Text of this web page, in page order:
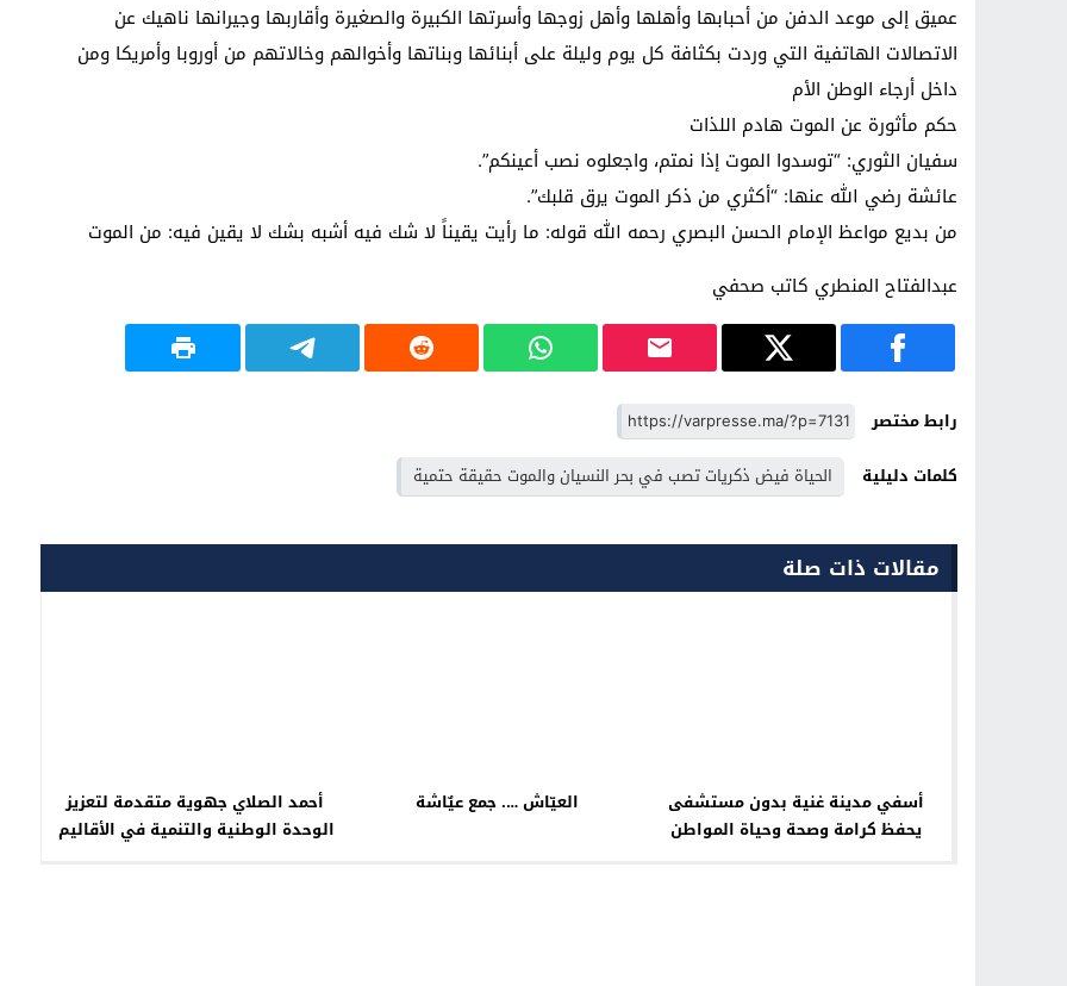
عميق إلى موعد الدفن من أحبابها وأهلها وأهل زوجها وأسرتها الكبيرة والصغيرة وأقاربها وجيرانها ناهيك عن
الاتصالات الهاتفية التي وردت بكثافة كل يوم وليلة على أبنائها وبناتها وأخوالهم وخالاتهم من أوروبا وأمريكا ومن
داخل أرجاء الوطن الأم
حكم مأثورة عن الموت هادم اللذات
سفيان الثوري: “توسدوا الموت إذا نمتم، واجعلوه نصب أعينكم”.
عائشة رضي الله عنها: “أكثري من ذكر الموت يرق قلبك”.
من بديع مواعظ الإمام الحسن البصري رحمه الله قوله: ما رأيت يقيناً لا شك فيه أشبه بشك لا يقين فيه: من الموت
عبدالفتاح المنطري كاتب صحفي
رابط مختصر
كلمات دليلية
الحياة فيض ذكريات تصب في بحر النسيان والموت حقيقة حتمية
مقالات ذات صلة
أسفي مدينة غنية بدون مستشفى
يحفظ كرامة وصحة وحياة المواطن
العيّاش …. جمع عيٌاشة
أحمد الصلاي جهوية متقدمة لتعزيز
الوحدة الوطنية والتنمية في الأقاليم